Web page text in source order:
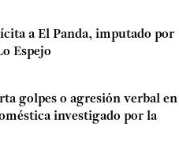
a El Panda, imputado por
Espejo
golpes o agresión verbal en
investigado por la